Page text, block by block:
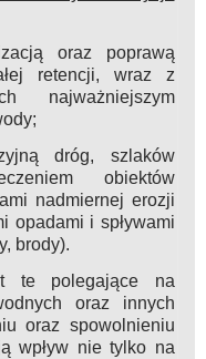
oraz poprawą
retencji, wraz z
najważniejszym
dróg, szlaków
obiektów
nadmiernej erozji
opadami i spływami
brody).
te polegające na
oraz innych
oraz spowolnieniu
wpływ nie tylko na